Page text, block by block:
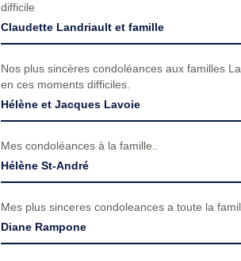
difficile
Claudette Landriault et famille
Nos plus sincères condoléances aux familles
en ces moments difficiles.
Hélène et Jacques Lavoie
Mes condoléances à la famille..
Hélène St-André
Mes plus sinceres condoleances a toute la
Diane Rampone